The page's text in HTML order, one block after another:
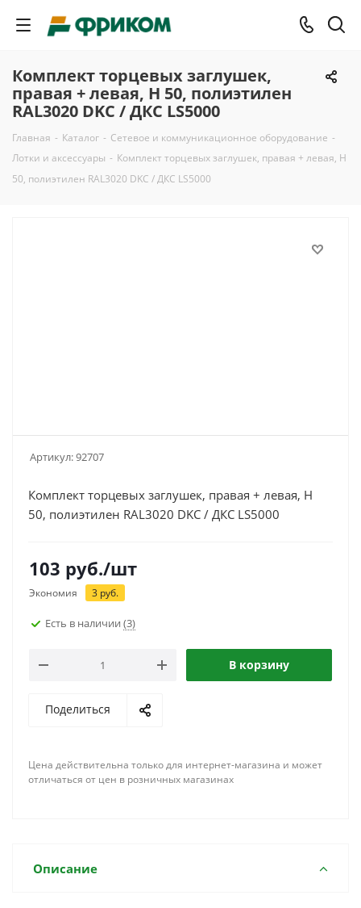
Комплект торцевых заглушек,
правая + левая, H 50, полиэтилен
RAL3020 DKC / ДКС LS5000
Главная - Каталог - Сетевое и коммуникационное оборудование -
Лотки и аксессуары - Комплект торцевых заглушек, правая + левая, H
50, полиэтилен RAL3020 DKC / ДКС LS5000
Артикул:92707
Комплект торцевых заглушек, правая + левая, H
50, полиэтилен RAL3020 DKC / ДКС LS5000
103 руб./шт
Экономия 3 руб.
Есть в наличии (3)
В корзину
Поделиться
Цена действительна только для интернет-магазина и может
отличаться от цен в розничных магазинах
Описание